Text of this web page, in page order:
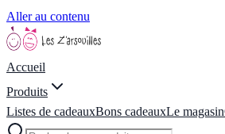
Aller au contenu
Accueil
Produits
Listes de cadeauxBons cadeauxLe magasin